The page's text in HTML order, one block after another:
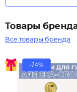
Товары
Все товары бренда
-74%